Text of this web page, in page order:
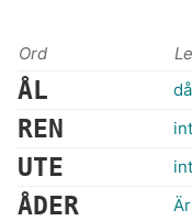
Ord
ÅL
REN
UTE
ÅDER